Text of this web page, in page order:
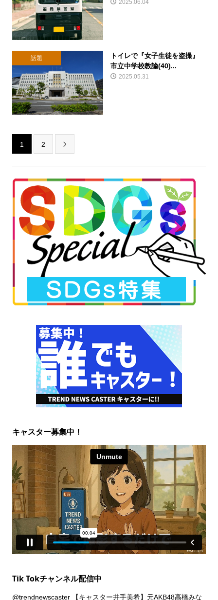
2025.06.04
話題
トイレで『女子生徒を盗撮』
市立中学校教諭(40)...
2025.05.31
1 2 
キャスター募集中！
Tik Tokチャンネル配信中
@trendnewscaster【キャスター井手美希】元AKB48高橋みな